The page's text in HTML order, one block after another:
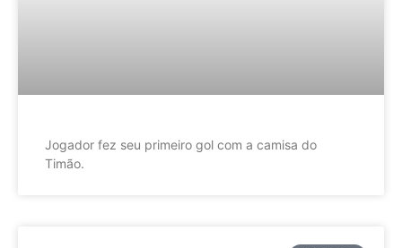
Jogador fez seu primeiro gol com a camisa do
Timão.